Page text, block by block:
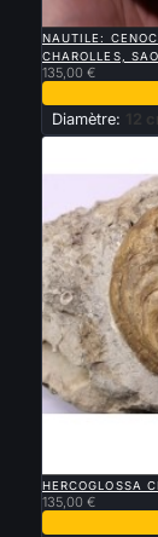
APERÇU
NAUTILE:
CHAROLLES,
135,00 €
Diamètre: 12
HERCOGLOSSA
135,00 €